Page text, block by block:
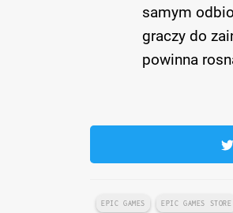
samym
graczy do
powinna
EPIC GAMES EPIC GAMES STORE